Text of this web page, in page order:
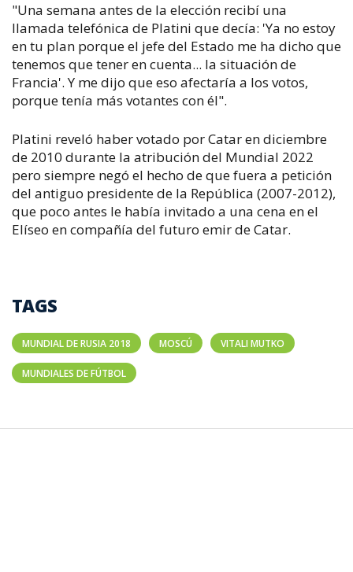
"Una semana antes de la elección recibí una
llamada telefónica de Platini que decía: 'Ya no estoy
en tu plan porque el jefe del Estado me ha dicho que
tenemos que tener en cuenta... la situación de
Francia'. Y me dijo que eso afectaría a los votos,
porque tenía más votantes con él".
Platini reveló haber votado por Catar en diciembre
de 2010 durante la atribución del Mundial 2022
pero siempre negó el hecho de que fuera a petición
del antiguo presidente de la República (2007-2012),
que poco antes le había invitado a una cena en el
Elíseo en compañía del futuro emir de Catar.
TAGS
MUNDIAL DE RUSIA 2018 MOSCÚ VITALI MUTKO
MUNDIALES DE FÚTBOL